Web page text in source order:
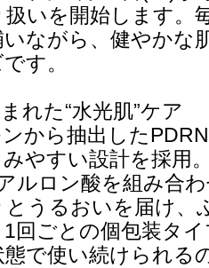
いを開始します。
ながら、健やかな
す。
れた“水光肌”ケア
から抽出した
やすい設計を採用
ルロン酸を組み合
うるおいを届け、
回ごとの個包装タ
で使い続けられる